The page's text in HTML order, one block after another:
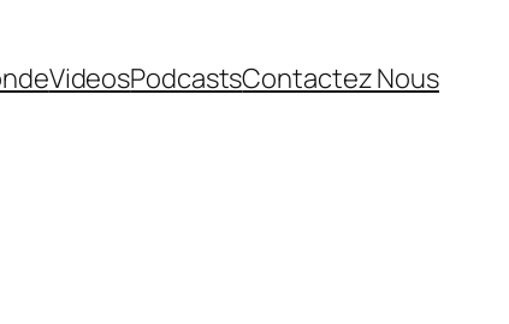
VideosPodcastsContactez Nous